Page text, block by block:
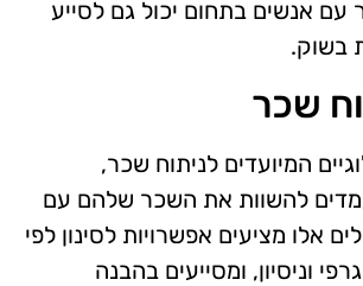
עם אנשים בתחום יכול גם לסייע
בשוק.
שכר
המיועדים לניתוח שכר,
להשוות את השכר שלהם עם
אלו מציעים אפשרויות לסינון לפי
וניסיון, ומסייעים בהבנה